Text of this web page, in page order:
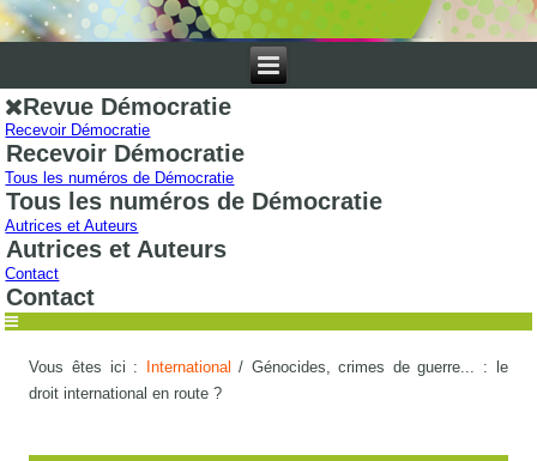
Revue Démocratie
Recevoir Démocratie
Recevoir Démocratie
Tous les numéros de Démocratie
Tous les numéros de Démocratie
Autrices et Auteurs
Autrices et Auteurs
Contact
Contact
Vous êtes ici : International / Génocides, crimes de guerre... : le
droit international en route ?